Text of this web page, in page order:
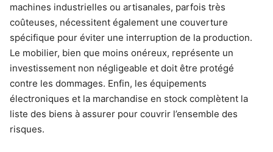
machines industrielles ou artisanales, parfois très
coûteuses, nécessitent également une couverture
spécifique pour éviter une interruption de la production.
Le mobilier, bien que moins onéreux, représente un
investissement non négligeable et doit être protégé
contre les dommages. Enfin, les équipements
électroniques et la marchandise en stock complètent la
liste des biens à assurer pour couvrir l’ensemble des
risques.